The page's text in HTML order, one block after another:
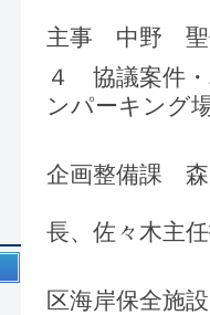
主事 中野
４ 協議案件
ンパーキング
企画
長、佐々木主
区海岸